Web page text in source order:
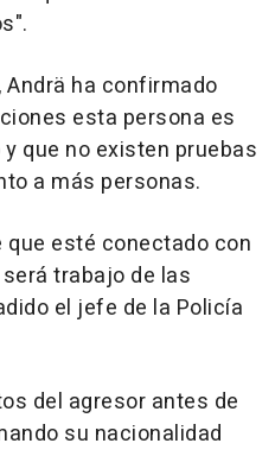
Andrä ha confirmado
esta persona es
que no existen pruebas
a más personas.
esté conectado con
trabajo de las
el jefe de la Policía
del agresor antes de
su nacionalidad